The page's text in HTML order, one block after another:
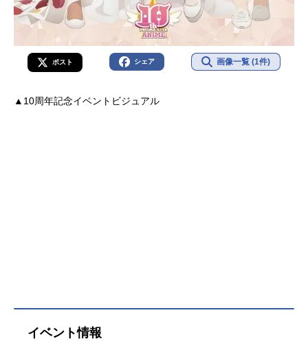
ト（リズ）：宮川美保藤村大河：伊
藤美紀森山那奈亀：伊瀬茉莉也嶽間
沢龍子：加藤英美里栗原雀花：伊藤
かな恵桂美々：佐藤聡美ロード・
エ...
ポスト シェア 画像一覧 (1件)
▲10周年記念イベントビジュアル
イベント情報